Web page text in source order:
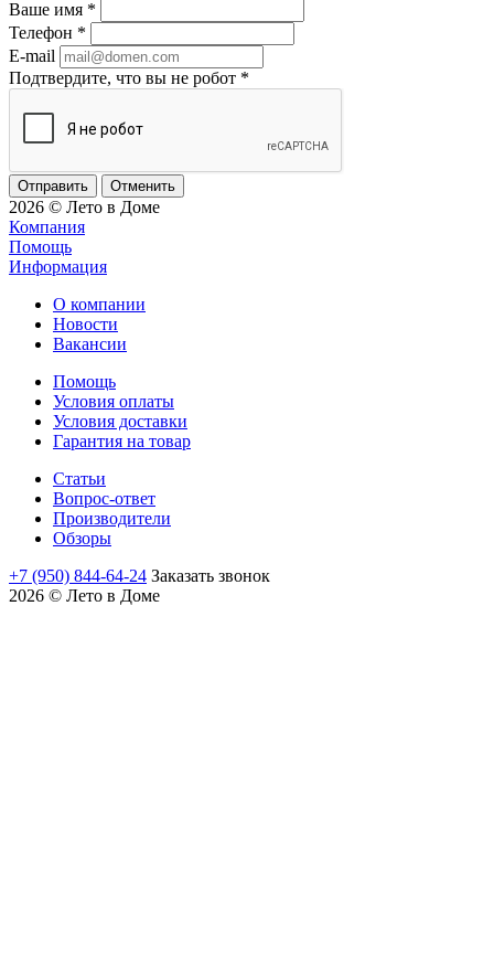
Ваше имя *
Телефон *
E-mail
Подтвердите, что вы не робот *
Отменить
2026 © Лето в Доме
Компания
Помощь
Информация
О компании
Новости
Вакансии
Помощь
Условия оплаты
Условия доставки
Гарантия на товар
Статьи
Вопрос-ответ
Производители
Обзоры
+7 (950) 844-64-24 Заказать звонок
2026 © Лето в Доме